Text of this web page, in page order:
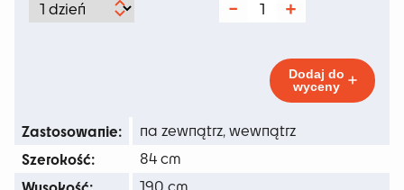
ilość
Dodaj do
wyceny
Zastosowanie: na zewnątrz, wewnątrz
Szerokość: 84 cm
190 cm